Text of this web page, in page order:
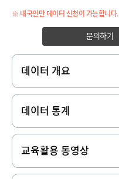
※ 내국인만 데이터 신청이 가능합니다.
문의하기
데이터 개요
데이터 통계
교육활용 동영상